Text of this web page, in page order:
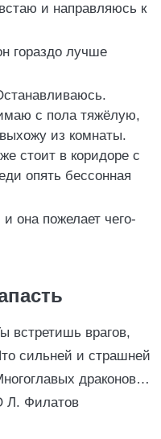
и направляюсь к
гораздо лучше
с пола тяжёлую,
из комнаты.
стоит в коридоре с
опять бессонная
она пожелает чего-
встретишь врагов,
сильней и страшней
драконов…
Л. Филатов